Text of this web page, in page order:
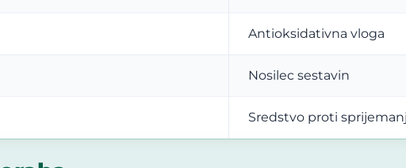
Antioksidativna vloga
Nosilec sestavin
Sredstvo proti